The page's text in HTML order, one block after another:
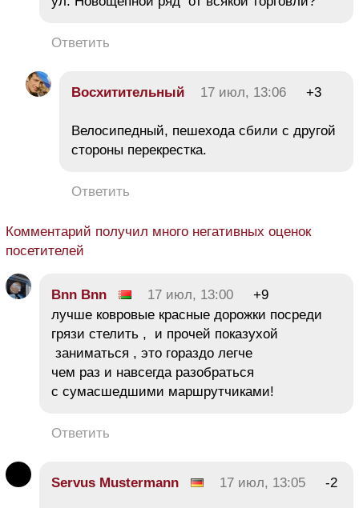
Ответить
Восхитительный 17 июл, 13:06 +3
Велосипедный, пешехода сбили с другой
стороны перекрестка.
Ответить
Комментарий получил много негативных оценок
посетителей
Bnn Bnn 17 июл, 13:00
+9
лучше ковровые красные дорожки посреди
грязи стелить , и прочей показухой
заниматься , это гораздо легче
чем раз и навсегда разобраться
с сумасшедшими маршрутчиками!
Ответить
Servus Mustermann 17 июл, 13:05 -2